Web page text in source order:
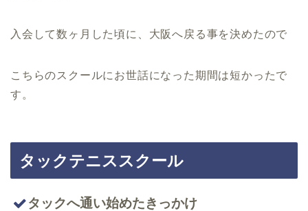
入会して数ヶ月した頃に、大阪へ戻る事を決めたので
こちらのスクールにお世話になった期間は短かったで
す。
タックテニススクール
タックへ通い始めたきっかけ